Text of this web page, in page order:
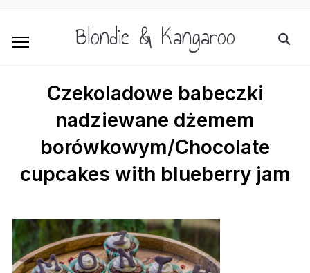
Blondie & Kangaroo
Czekoladowe babeczki
nadziewane dżemem
borówkowym/Chocolate
cupcakes with blueberry jam